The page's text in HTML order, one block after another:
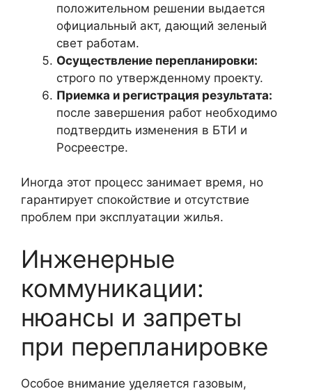
положительном решении выдается
официальный акт, дающий зеленый
свет работам.
Осуществление перепланировки:
строго по утвержденному проекту.
Приемка и регистрация результата:
после завершения работ необходимо
подтвердить изменения в БТИ и
Росреестре.
Иногда этот процесс занимает время, но
гарантирует спокойствие и отсутствие
проблем при эксплуатации жилья.
Инженерные
коммуникации:
нюансы и запреты
при перепланировке
Особое внимание уделяется газовым,